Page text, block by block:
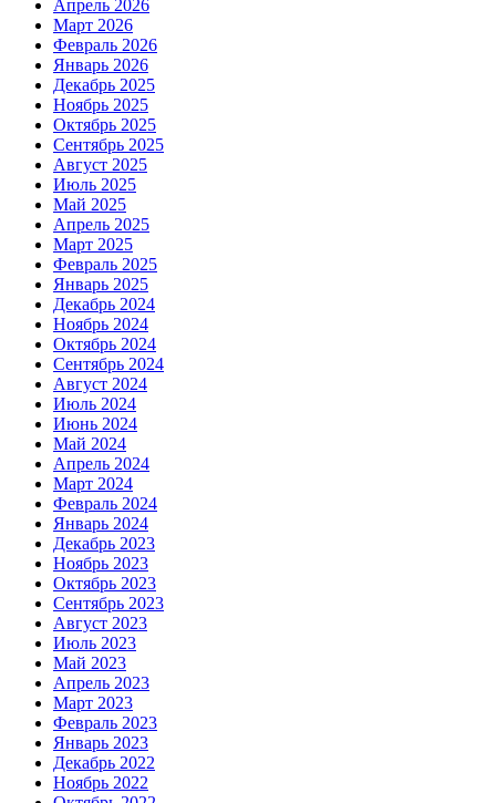
Апрель 2026
Март 2026
Февраль 2026
Январь 2026
Декабрь 2025
Ноябрь 2025
Октябрь 2025
Сентябрь 2025
Август 2025
Июль 2025
Май 2025
Апрель 2025
Март 2025
Февраль 2025
Январь 2025
Декабрь 2024
Ноябрь 2024
Октябрь 2024
Сентябрь 2024
Август 2024
Июль 2024
Июнь 2024
Май 2024
Апрель 2024
Март 2024
Февраль 2024
Январь 2024
Декабрь 2023
Ноябрь 2023
Октябрь 2023
Сентябрь 2023
Август 2023
Июль 2023
Май 2023
Апрель 2023
Март 2023
Февраль 2023
Январь 2023
Декабрь 2022
Ноябрь 2022